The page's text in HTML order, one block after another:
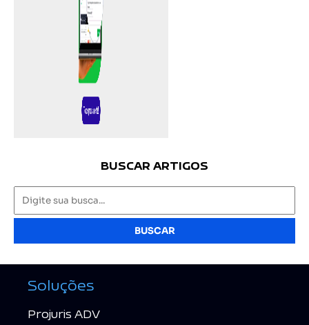
BUSCAR ARTIGOS
BUSCAR
Soluções
Projuris ADV